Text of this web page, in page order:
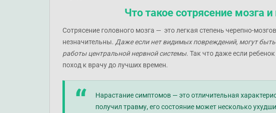
Что такое сотрясение мозга
Сотрясение головного мозга — это легкая степень черепно-
незначительны. Даже если нет видимых повреждений, могут
работы центральной нервной системы. Так что даже если
поход к врачу до лучших времен.
Нарастание симптомов — это отличительная
получил травму, его состояние может несколько